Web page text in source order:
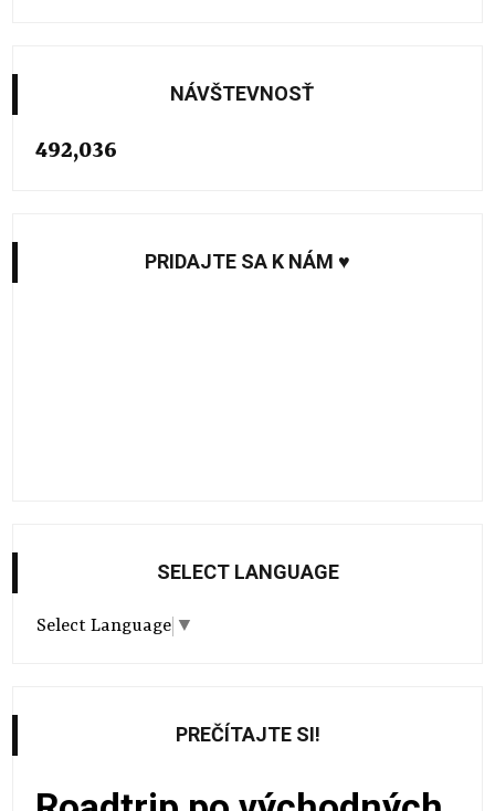
NÁVŠTEVNOSŤ
492,036
PRIDAJTE SA K NÁM ♥
SELECT LANGUAGE
Select Language ▼
PREČÍTAJTE SI!